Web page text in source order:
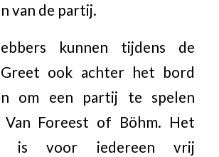
van de partij.
kunnen tijdens de
ook achter het bord
om een partij te spelen
Van Foreest of Böhm. Het
is voor iedereen vrij